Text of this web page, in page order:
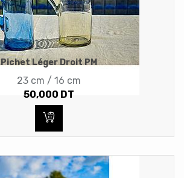
Pichet Léger Droit PM
23 cm / 16 cm
50,000 DT